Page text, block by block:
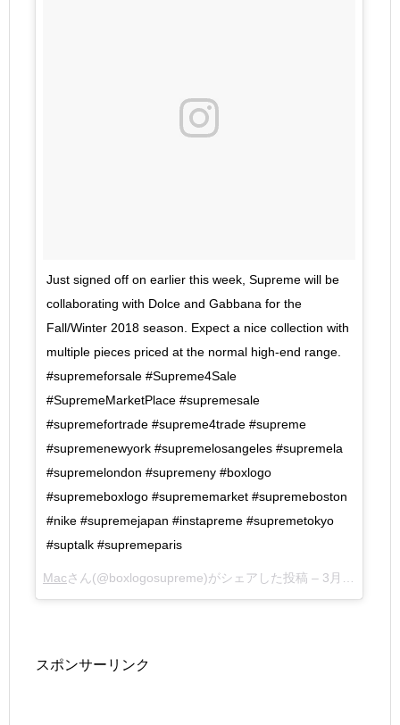
Just signed off on earlier this week, Supreme will be
collaborating with Dolce and Gabbana for the
Fall/Winter 2018 season. Expect a nice collection with
multiple pieces priced at the normal high-end range.
#supremeforsale #Supreme4Sale
#SupremeMarketPlace #supremesale
#supremefortrade #supreme4trade #supreme
#supremenewyork #supremelosangeles #supremela
#supremelondon #supremeny #boxlogo
#supremeboxlogo #suprememarket #supremeboston
#nike #supremejapan #instapreme #supremetokyo
#suptalk #supremeparis
Macさん(@boxlogosupreme)がシェアした投稿 – 3月 18, 2018 at 12:11午後 PDT
スポンサーリンク